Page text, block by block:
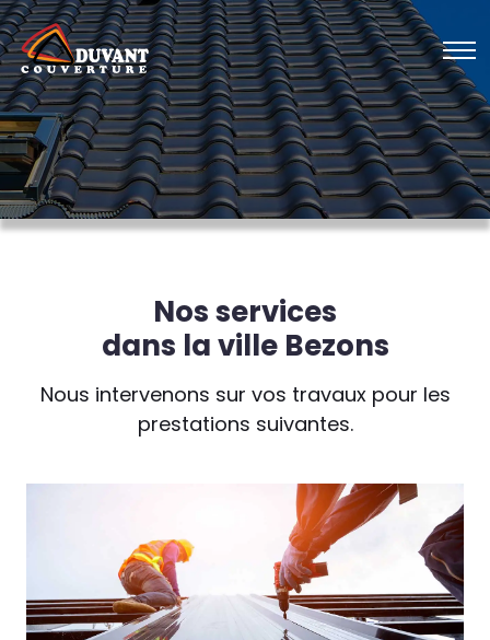
Nos services
dans la ville Bezons
Nous intervenons sur vos travaux pour les
prestations suivantes.